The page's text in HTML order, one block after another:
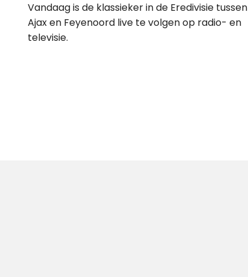
Vandaag is de klassieker in de Eredivisie tussen
Ajax en Feyenoord live te volgen op radio- en
televisie.